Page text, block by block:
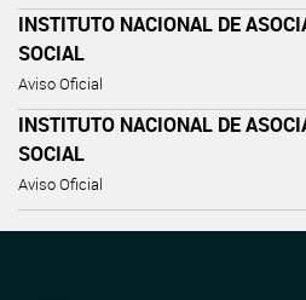
INSTITUTO NACIONAL DE
SOCIAL
Aviso Oficial
INSTITUTO NACIONAL DE
SOCIAL
Aviso Oficial